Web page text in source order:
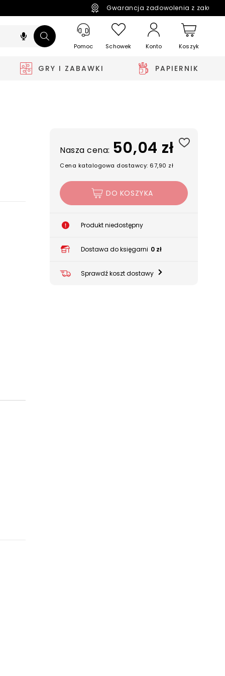
Gwarancja zadowolenia z
Pomoc Schowek Konto Koszyk
GRY I ZABAWKI PAPIERNIK
Nasza cena: 50,04 zł
Cena katalogowa dostawcy: 67,90 zł
DO KOSZYKA
Produkt niedostępny
Dostawa do księgarni 0 zł
Sprawdź koszt dostawy